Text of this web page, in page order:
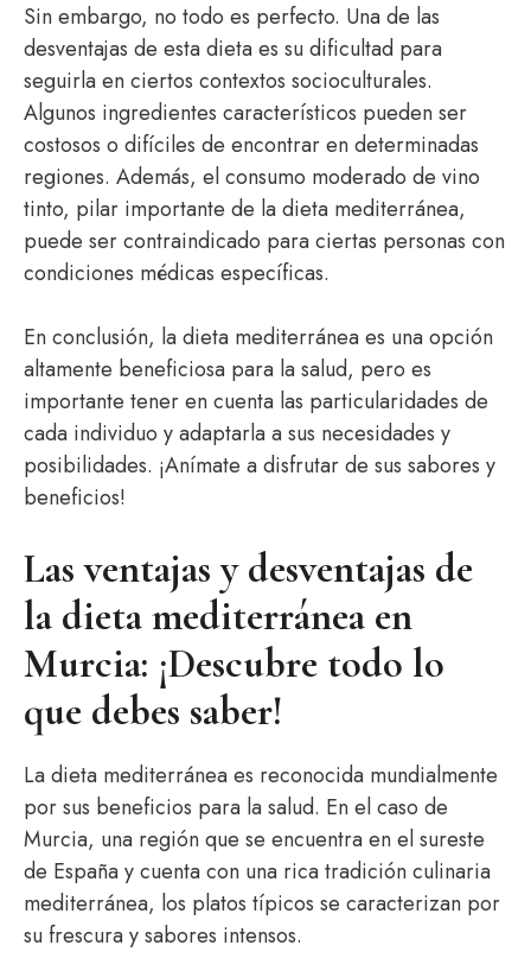
Sin embargo, no todo es perfecto. Una de las
desventajas de esta dieta es su dificultad para
seguirla en ciertos contextos socioculturales.
Algunos ingredientes característicos pueden ser
costosos o difíciles de encontrar en determinadas
regiones. Además, el consumo moderado de vino
tinto, pilar importante de la dieta mediterránea,
puede ser contraindicado para ciertas personas con
condiciones médicas específicas.
En conclusión, la dieta mediterránea es una opción
altamente beneficiosa para la salud, pero es
importante tener en cuenta las particularidades de
cada individuo y adaptarla a sus necesidades y
posibilidades. ¡Anímate a disfrutar de sus sabores y
beneficios!
Las ventajas y desventajas de
la dieta mediterránea en
Murcia: ¡Descubre todo lo
que debes saber!
La dieta mediterránea es reconocida mundialmente
por sus beneficios para la salud. En el caso de
Murcia, una región que se encuentra en el sureste
de España y cuenta con una rica tradición culinaria
mediterránea, los platos típicos se caracterizan por
su frescura y sabores intensos.